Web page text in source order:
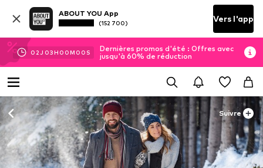
ABOUT YOU App
(152 700) Vers l'app
02J 02H 59M 59S
Dernières promos d'été : Offres avec
jusqu'à 60% de réduction
Suivre